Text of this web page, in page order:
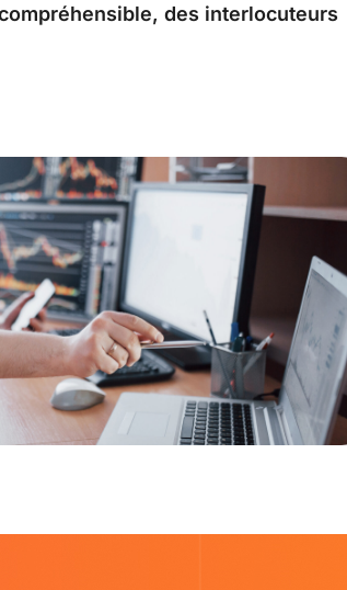
des interlocuteurs